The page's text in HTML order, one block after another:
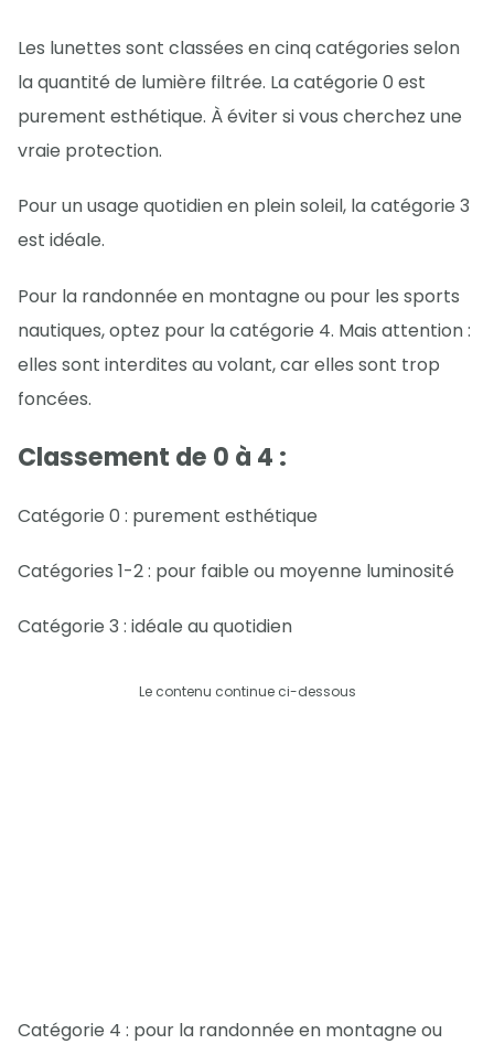
Les lunettes sont classées en cinq catégories selon
la quantité de lumière filtrée. La catégorie 0 est
purement esthétique. À éviter si vous cherchez une
vraie protection.
Pour un usage quotidien en plein soleil, la catégorie 3
est idéale.
Pour la randonnée en montagne ou pour les sports
nautiques, optez pour la catégorie 4. Mais attention :
elles sont interdites au volant, car elles sont trop
foncées.
Classement de 0 à 4 :
Catégorie 0 : purement esthétique
Catégories 1-2 : pour faible ou moyenne luminosité
Catégorie 3 : idéale au quotidien
Le contenu continue ci-dessous
Catégorie 4 : pour la randonnée en montagne ou